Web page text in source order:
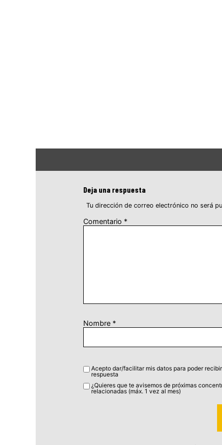
Deja una respuesta
Tu dirección de correo electrónico no será
Comentario *
Nombre *
Acepto dar/facilitar mis datos para poder recibir
respuesta
¿Quieres que te avisemos de próximas
relacionadas (máx. 1 vez al mes)